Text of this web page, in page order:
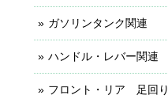
ガソリンタンク関連
ハンドル・レバー関連
フロント・リア 足回り